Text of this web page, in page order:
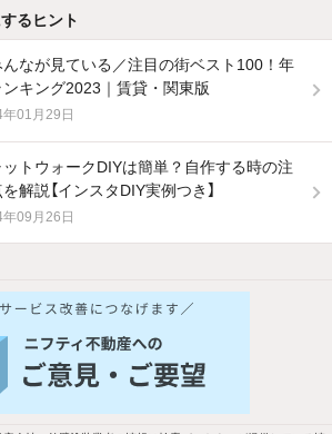
るヒント
んなが見ている／注目の街ベスト100！年
ンキング2023｜賃貸・関東版
01月29日
ットウォークDIYは簡単？自作する時の注
解説【インスタDIY実例つき】
年09月26日
絞り込んでいます！
2階以上
ペット相談